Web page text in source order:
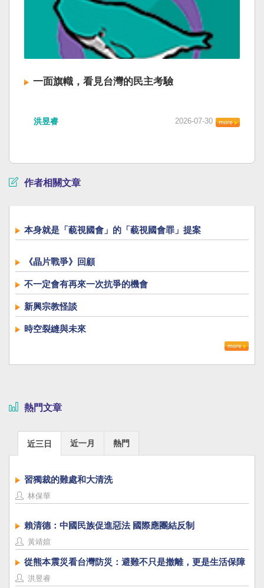
一面旗幟，看見台灣的民主考驗
洪昱睿 2026-07-30
作者相關文章
本身就是「藐視國會」的「藐視國會罪」提案
《晶片戰爭》回顧
不一定會有再來一次抗爭的機會
新興宗教怪談
時空裂縫與未來
熱門文章
近三日 近一月 熱門
習獨裁的難處和大清洗
林保華
賴清德：中國民族促進惡法 國際應團結反制
黃靖媗
從熊本震災看台灣防災：避難不只是撤離，更是生活保障
洪昱睿